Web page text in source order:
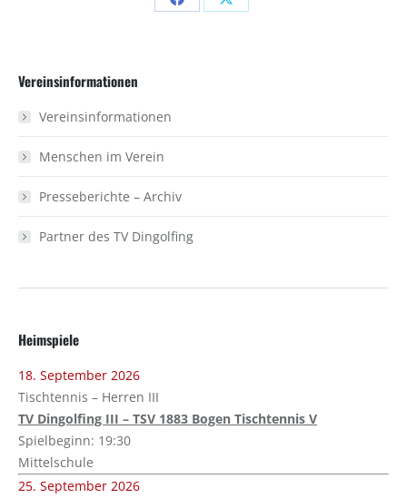
Share Share
Vereinsinformationen
Vereinsinformationen
Menschen im Verein
Presseberichte – Archiv
Partner des TV Dingolfing
Heimspiele
18. September 2026
Tischtennis – Herren III
TV Dingolfing III – TSV 1883 Bogen Tischtennis V
Spielbeginn: 19:30
Mittelschule
25. September 2026